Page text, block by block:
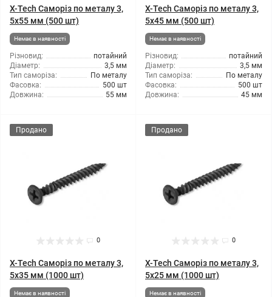
X-Tech Саморіз по металу 3,
5x55 мм (500 шт)
Немає в наявності
Різновид:
потайний
Діаметр:
3,5 мм
Тип саморіза:
По металу
Фасовка:
500 шт
Довжина:
55 мм
X-Tech Саморіз по металу 3,
5x45 мм (500 шт)
Немає в наявності
Різновид:
потайний
Діаметр:
3,5 мм
Тип саморіза:
По металу
Фасовка:
500 шт
Довжина:
45 мм
Продано
0
X-Tech Саморіз по металу 3,
5x35 мм (1000 шт)
Немає в наявності
Продано
0
X-Tech Саморіз по металу 3,
5x25 мм (1000 шт)
Немає в наявності